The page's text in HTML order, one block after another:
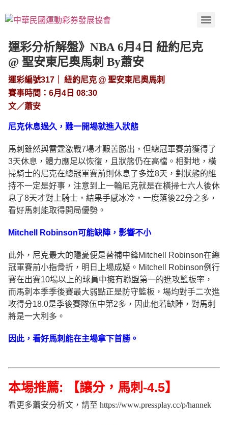
運彩分析解盤》NBA 6月4日 紐約尼克
@ 聖安東尼奧馬刺 By蕭安
運彩編號317｜ 紐約尼克 @ 聖安東尼奧馬刺
賽事時間：6月4日 08:30
文／蕭安
尼克休息過久，難一開場就進入狀態
馬刺雖然與雷霆激戰7場才艱苦勝出，但總冠軍賽前獲得了
3天休息，體力應足以恢復，且狀態仍在高檔。相對地，橫
掃騎士的尼克在總冠軍賽前則休息了多達8天，對狀態的維
持不一定是好事，注意到上一輪尼克就是在橫掃七六人後休
息了8天才對上騎士，結果手感冰冷，一度落後22分之多，
看好馬刺能取得開局優勢。
Mitchell Robinson可能缺陣，影響不小
此外，尼克最大的隱憂便是替補中鋒Mitchell Robinson在總
冠軍賽前小指骨折，明日上場成疑。Mitchell Robinson例行
賽在出賽10場以上的球員中擁有聯盟第一的進攻籃板率，
而馬刺本季季後賽最大弱點正是防守籃板，場均對手二次進
攻得分18.0是季後賽隊伍中第2多，因此他若缺陣，對馬刺
將是一大利多。
因此，看好馬刺能在主場拿下首勝。
本場推薦: 【讓分，馬刺-4.5】
看更多蕭安分析文，請至 https://www.pressplay.cc/p/hannek